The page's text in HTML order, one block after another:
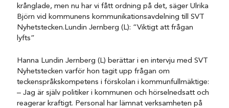
krånglade, men nu har vi fått ordning på det, säger Ulrika
Björn vid kommunens kommunikationsavdelning till SVT
Nyhetstecken.Lundin Jernberg (L): ”Viktigt att frågan
lyfts”
Hanna Lundin Jernberg (L) berättar i en intervju med SVT
Nyhetstecken varför hon tagit upp frågan om
teckenspråkskompetens i förskolan i kommunfullmäktige:
– Jag är själv politiker i kommunen och hörselnedsatt och
reagerar kraftigt. Personal har lämnat verksamheten på